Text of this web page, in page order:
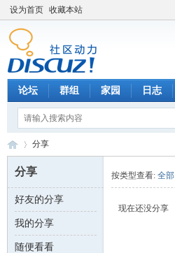
设为首页 收藏本站
论坛 群组 家园 日志
数 ›
分享
分享
好友的分享
我的分享
随便看看
按类型查看: 全部
现在还没分享